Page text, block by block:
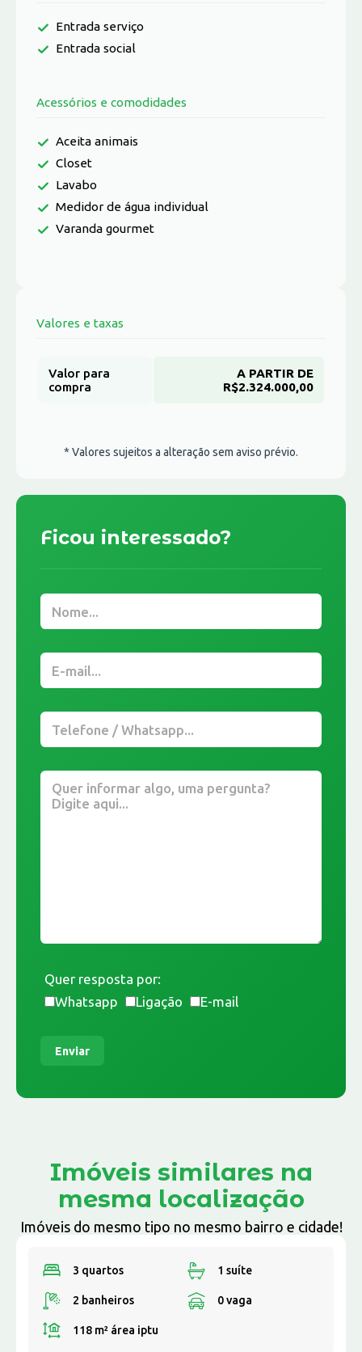
Entrada serviço
Entrada social
Acessórios e comodidades
Aceita animais
Closet
Lavabo
Medidor de água individual
Varanda gourmet
Valores e taxas
Valor para
compra
A PARTIR DE
R$2.324.000,00
* Valores sujeitos a alteração sem aviso prévio.
Ficou interessado?
Quer resposta por:
Whatsapp
Ligação E-mail
Enviar
Imóveis similares na
mesma localização
Imóveis do mesmo tipo no mesmo bairro e cidade!
3 quartos 1 suíte
2 banheiros 0 vaga
118 m² área iptu